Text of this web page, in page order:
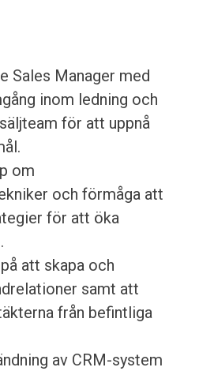
Sales Manager med
inom ledning och
för att uppnå
om
och förmåga att
för att öka
att skapa och
samt att
från befintliga
av CRM-system